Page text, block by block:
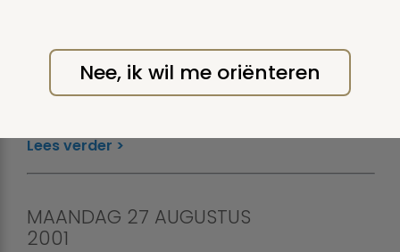
Nu op Dood.nl: Test uw doodsangst.
Lees verder
MAANDAG 27 AUGUSTUS
2001
Nee, ik wil me oriënteren